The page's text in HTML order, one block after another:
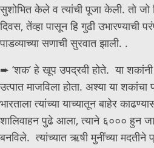
सुशोभित केले व त्यांची पूजा केली. तो जो
दिवस, तेंव्हा पासून हि गुढी उभारण्याची
पाडव्याच्या सणाची सुरवात झाली. .
➨ ‘शक’ हे खूप उपद्रवी होते. या
उत्पात माजविला होता. अश्या या
भारताला त्यांच्या याच्यातून बाहेर
शालिवाहन पुढे आला, त्याने ६००० हुन
बनविले. त्यांच्यात ऋषी मुनींच्या मदतीने